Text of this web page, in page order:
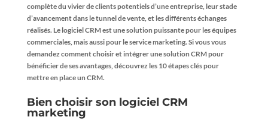
complète du vivier de clients potentiels d’une entreprise, leur stade
d’avancement dans le tunnel de vente, et les différents échanges
réalisés. Le logiciel CRM est une solution puissante pour les équipes
commerciales, mais aussi pour le service marketing. Si vous vous
demandez comment choisir et intégrer une solution CRM pour
bénéficier de ses avantages, découvrez les 10 étapes clés pour
mettre en place un CRM.
Bien choisir son logiciel CRM
marketing